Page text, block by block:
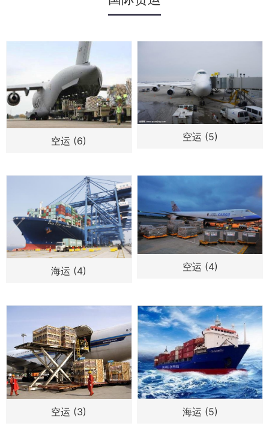
空运 (6) 空运 (5)
海运 (4) 空运 (4)
空运 (3) 海运 (5)